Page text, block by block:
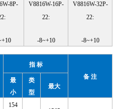
8P-
V8816W-16P-
22:
-8~+10
V8816W-32P-
22:
-8~+10
指 标
备 注
最
小
类
型
最大
154